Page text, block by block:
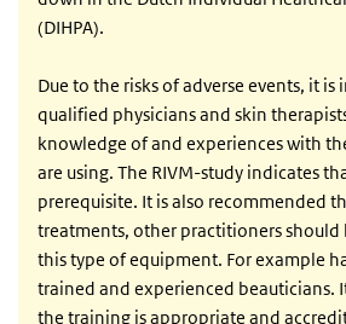
(DIHPA).
Due to the risks of adverse events, it
qualified physicians and skin
knowledge of and experiences with
are using. The RIVM-study indicates
prerequisite. It is also recommended
treatments, other practitioners should
this type of equipment. For example
trained and experienced beauticians.
the training is appropriate and